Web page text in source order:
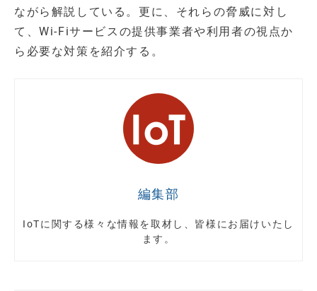
ながら解説している。更に、それらの脅威に対し
て、Wi-Fiサービスの提供事業者や利用者の視点か
ら必要な対策を紹介する。
編集部
IoTに関する様々な情報を取材し、皆様にお届けいたし
ます。